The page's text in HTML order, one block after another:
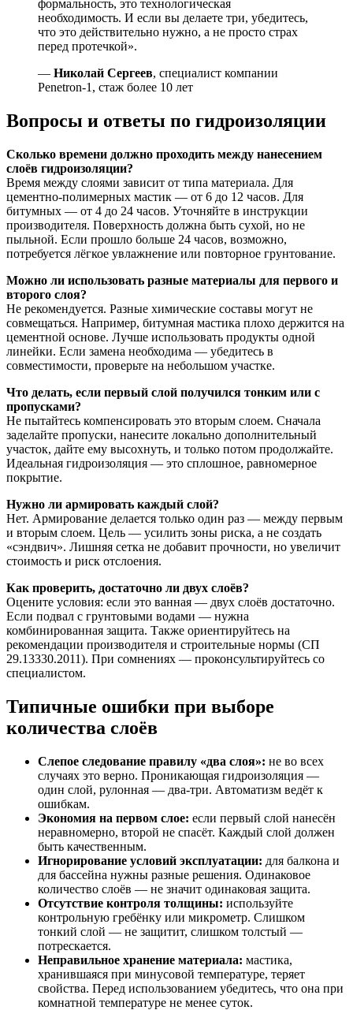
формальность, это технологическая
необходимость. И если вы делаете три, убедитесь,
что это действительно нужно, а не просто страх
перед протечкой».
— Николай Сергеев, специалист компании
Penetron-1, стаж более 10 лет
Вопросы и ответы по гидроизоляции
Сколько времени должно проходить между нанесением
слоёв гидроизоляции?
Время между слоями зависит от типа материала. Для
цементно-полимерных мастик — от 6 до 12 часов. Для
битумных — от 4 до 24 часов. Уточняйте в инструкции
производителя. Поверхность должна быть сухой, но не
пыльной. Если прошло больше 24 часов, возможно,
потребуется лёгкое увлажнение или повторное грунтование.
Можно ли использовать разные материалы для первого и
второго слоя?
Не рекомендуется. Разные химические составы могут не
совмещаться. Например, битумная мастика плохо держится на
цементной основе. Лучше использовать продукты одной
линейки. Если замена необходима — убедитесь в
совместимости, проверьте на небольшом участке.
Что делать, если первый слой получился тонким или с
пропусками?
Не пытайтесь компенсировать это вторым слоем. Сначала
заделайте пропуски, нанесите локально дополнительный
участок, дайте ему высохнуть, и только потом продолжайте.
Идеальная гидроизоляция — это сплошное, равномерное
покрытие.
Нужно ли армировать каждый слой?
Нет. Армирование делается только один раз — между первым
и вторым слоем. Цель — усилить зоны риска, а не создать
«сэндвич». Лишняя сетка не добавит прочности, но увеличит
стоимость и риск отслоения.
Как проверить, достаточно ли двух слоёв?
Оцените условия: если это ванная — двух слоёв достаточно.
Если подвал с грунтовыми водами — нужна
комбинированная защита. Также ориентируйтесь на
рекомендации производителя и строительные нормы (СП
29.13330.2011). При сомнениях — проконсультируйтесь со
специалистом.
Типичные ошибки при выборе
количества слоёв
Слепое следование правилу «два слоя»: не во всех
случаях это верно. Проникающая гидроизоляция —
один слой, рулонная — два-три. Автоматизм ведёт к
ошибкам.
Экономия на первом слое: если первый слой нанесён
неравномерно, второй не спасёт. Каждый слой должен
быть качественным.
Игнорирование условий эксплуатации: для балкона и
для бассейна нужны разные решения. Одинаковое
количество слоёв — не значит одинаковая защита.
Отсутствие контроля толщины: используйте
контрольную гребёнку или микрометр. Слишком
тонкий слой — не защитит, слишком толстый —
потрескается.
Неправильное хранение материала: мастика,
хранившаяся при минусовой температуре, теряет
свойства. Перед использованием убедитесь, что она при
комнатной температуре не менее суток.